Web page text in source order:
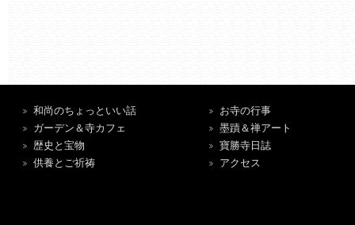
和尚のちょっといい話
ガーデン＆寺カフェ
歴史と宝物
供養とご祈祷
お寺の行事
墨蹟＆禅アート
寶勝寺日誌
アクセス